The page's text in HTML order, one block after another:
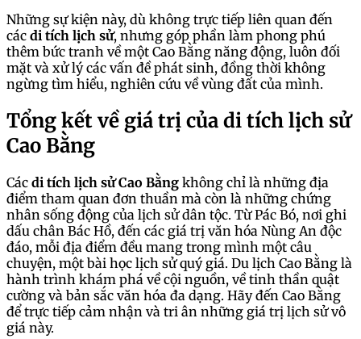
Những sự kiện này, dù không trực tiếp liên quan đến
các di tích lịch sử, nhưng góp phần làm phong phú
thêm bức tranh về một Cao Bằng năng động, luôn đối
mặt và xử lý các vấn đề phát sinh, đồng thời không
ngừng tìm hiểu, nghiên cứu về vùng đất của mình.
Tổng kết về giá trị của di tích lịch sử
Cao Bằng
Các di tích lịch sử Cao Bằng không chỉ là những địa
điểm tham quan đơn thuần mà còn là những chứng
nhân sống động của lịch sử dân tộc. Từ Pác Bó, nơi ghi
dấu chân Bác Hồ, đến các giá trị văn hóa Nùng An độc
đáo, mỗi địa điểm đều mang trong mình một câu
chuyện, một bài học lịch sử quý giá. Du lịch Cao Bằng là
hành trình khám phá về cội nguồn, về tinh thần quật
cường và bản sắc văn hóa đa dạng. Hãy đến Cao Bằng
để trực tiếp cảm nhận và tri ân những giá trị lịch sử vô
giá này.